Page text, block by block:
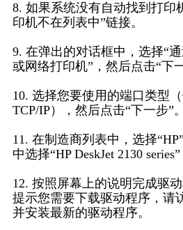
8. 如果系统没有自动找到打印
印机不在列表中”链接。
9. 在弹出的对话框中，选择“
或网络打印机”，然后点击“下一
10. 选择您要使用的端口类型
TCP/IP），然后点击“下一步”。
11. 在制造商列表中，选择
中选择“HP DeskJet 2130
12. 按照屏幕上的说明完成驱
提示您需要下载驱动程序，请
并安装最新的驱动程序。